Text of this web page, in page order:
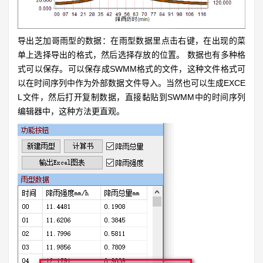
导出芝加哥雨型的数据：在雨型数据里点击右键，在出现的菜
单上选择导出的格式，然后选择存放的位置。 数据也有多种格
式可以保存。可以保存成SWMM格式的文件，这种文件格式可
以在时间序列中作为外部数据文件导入。当然也可以生成EXCE
L文件，然后打开复制数据，直接黏贴到SWMM中的时间序列
编辑器中，这种方法更直观。